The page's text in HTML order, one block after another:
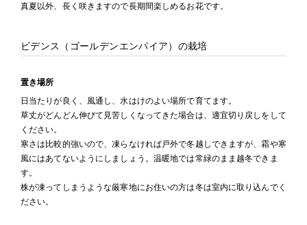
真夏以外、長く咲きますので長期間楽しめるお花です。
ビデンス（ゴールデンエンパイア）の栽培
置き場所
日当たりが良く、風通し、水はけのよい場所で育てます。
草丈がどんどん伸びて見苦しくなってきた場合は、適宜切り戻しをして
ください。
寒さは比較的強いので、凍らなければ戸外で冬越しできますが、霜や寒
風にはあてないようにしましょう。温暖地では常緑のまま越冬できま
す。
株が凍ってしまうような厳寒地にお住いの方は冬は室内に取り込んでく
ださい。